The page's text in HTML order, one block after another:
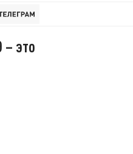
– это